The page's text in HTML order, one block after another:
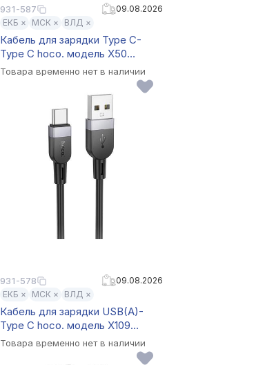
931-587
09.08.2026
ЕКБ ×
МСК × ВЛД ×
Кабель для зарядки Type C-
Type C hoco. модель X50
Exquisito, 100Вт, 2 м, черный
Товара временно нет в наличии
931-578
09.08.2026
ЕКБ ×
МСК × ВЛД ×
Кабель для зарядки USB(A)-
Type C hoco. модель X109
Energy, 2 м, силикон, черный
Товара временно нет в наличии